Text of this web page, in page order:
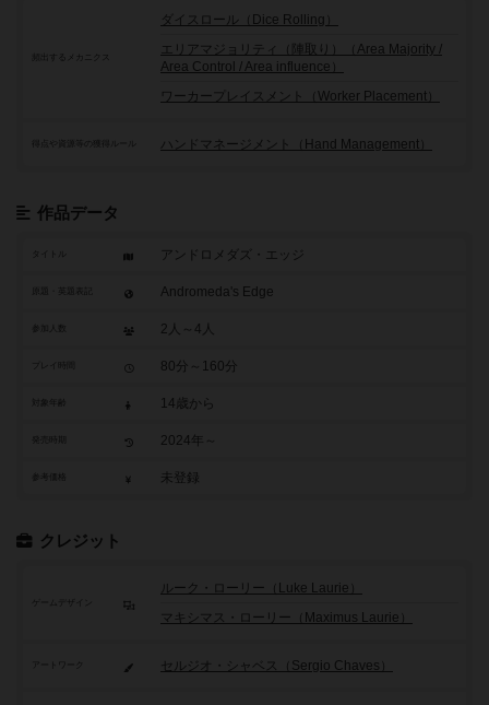
頻出するメカニクス
ダイスロール（Dice Rolling）
エリアマジョリティ（陣取り）（Area Majority /
Area Control / Area influence）
ワーカープレイスメント（Worker Placement）
ハンドマネージメント（Hand Management）
作品データ
タイトル アンドロメダズ・エッジ
Andromeda's Edge
参加人数 2人～4人
80分～160分
14歳から
2024年～
参考価格 未登録
クレジット
ゲームデザイン
ルーク・ローリー（Luke Laurie）
マキシマス・ローリー（Maximus Laurie）
アートワーク セルジオ・シャベス（Sergio Chaves）